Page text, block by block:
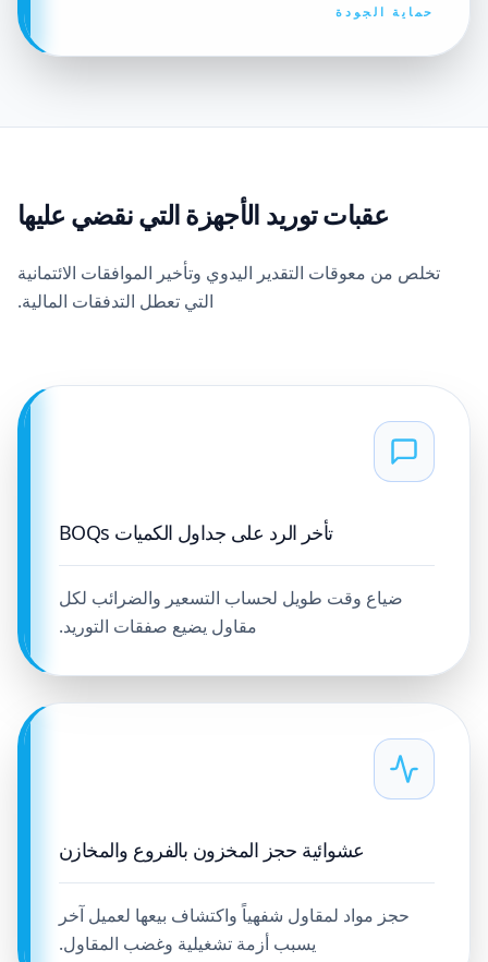
حماية الجودة
عقبات توريد الأجهزة التي نقضي عليها
تخلص من معوقات التقدير اليدوي وتأخير الموافقات الائتمانية
التي تعطل التدفقات المالية.
تأخر الرد على جداول الكميات BOQs
ضياع وقت طويل لحساب التسعير والضرائب لكل
مقاول يضيع صفقات التوريد.
عشوائية حجز المخزون بالفروع والمخازن
حجز مواد لمقاول شفهياً واكتشاف بيعها لعميل آخر
يسبب أزمة تشغيلية وغضب المقاول.